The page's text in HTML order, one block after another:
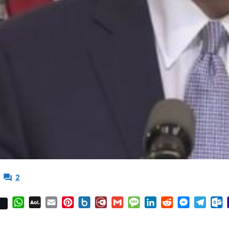
 2
WhatsApp
AOL Email Pinterest
Box.netDiary.RuGmailMessage
LinkedInReddit